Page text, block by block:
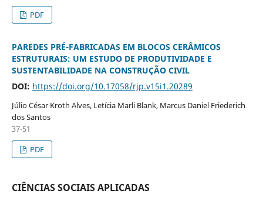
PDF
PAREDES PRÉ-FABRICADAS EM BLOCOS CERÂMICOS
ESTRUTURAIS: UM ESTUDO DE PRODUTIVIDADE E
SUSTENTABILIDADE NA CONSTRUÇÃO CIVIL
DOI: https://doi.org/10.17058/rjp.v15i1.20289
Júlio César Kroth Alves, Letícia Marli Blank, Marcus Daniel Friederich
dos Santos
37-51
PDF
CIÊNCIAS SOCIAIS APLICADAS